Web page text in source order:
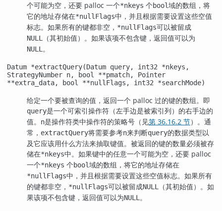
个可能为空，还要 palloc 一个*nkeys 个bool域的数组，将
它的地址存储在*nullFlags中，并且根据需要设置这些空值
标志。如果所有的键都非空， *nullFlags可以被留成
NULL （其初始值）。如果该项不包含键，返回值可以为
NULL 。
Datum *extractQuery(Datum query, int32 *nkeys,
StrategyNumber n, bool **pmatch, Pointer
**extra_data, bool **nullFlags, int32 *searchMode)
给定一个要被查询的值，返回一个 palloc 过的键的数组。即
query是一个可索引操作符（左手边是被索引列）的右手边的
值。
n是操作符类中操作符的策略号（见第 36.16.2 节）。通
常， extractQuery将需要参考n来判断query的数据类型以
及它应该用什么方法来抽取键值。被返回的键的数量必须被存
储在*nkeys中。如果键中的任意一个可能为空，还要 palloc
一个*nkeys 个bool域的数组，将它的地址存储在
*nullFlags中，并且根据需要设置这些空值标志。如果所有
的键都非空， *nullFlags可以被留成NULL
（其初始值）。如
果该项不包含键，返回值可以为NULL 。